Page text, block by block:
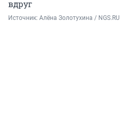
вдруг
Источник: Алёна Золотухина / NGS.RU